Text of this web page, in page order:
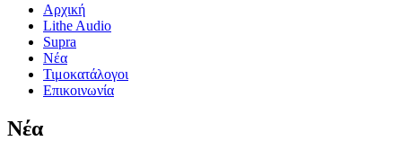
Αρχική
Lithe Audio
Supra
Νέα
Τιμοκατάλογοι
Επικοινωνία
Nέα